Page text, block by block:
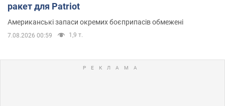
ракет для Patriot
Американські запаси окремих боєприпасів обмежені
7.08.2026 00:59 1,9 т.